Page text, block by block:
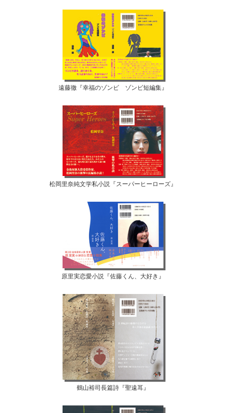
遠藤徹『幸福のゾンビ ゾンビ短編集』
松岡里奈純文学私小説『スーパーヒーローズ』
原里実恋愛小説『佐藤くん、大好き』
鶴山裕司長篇詩『聖遠耳』